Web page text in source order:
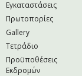
Εγκαταστάσεις
Πρωτοπορίες
Gallery
Τετράδιο
Προϋποθέσεις
Εκδρομών